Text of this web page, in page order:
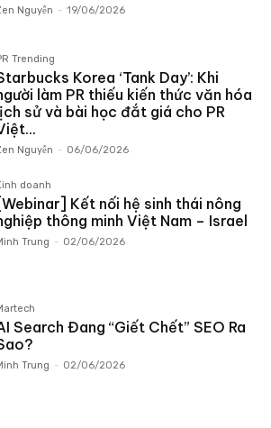
Nguyễn - 19/06/2026
Trending
Korea ‘Tank Day’: Khi
làm PR thiếu kiến thức văn hóa
lịch sử và bài học đắt giá cho PR
Nguyễn - 06/06/2026
doanh
[Webinar] Kết nối hệ sinh thái nông
thông minh Việt Nam – Israel
Trung - 02/06/2026
Search Đang “Giết Chết” SEO Ra
Trung - 02/06/2026